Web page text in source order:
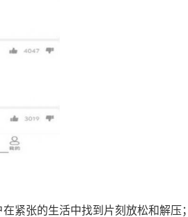
紧张的生活中找到片刻放松和解压；